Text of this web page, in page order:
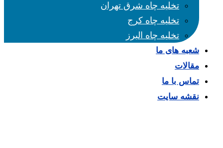
تخلیه چاه شرق تهران
تخلیه چاه کرج
تخلیه چاه البرز
شعبه های ما
مقالات
تماس با ما
نقشه سایت